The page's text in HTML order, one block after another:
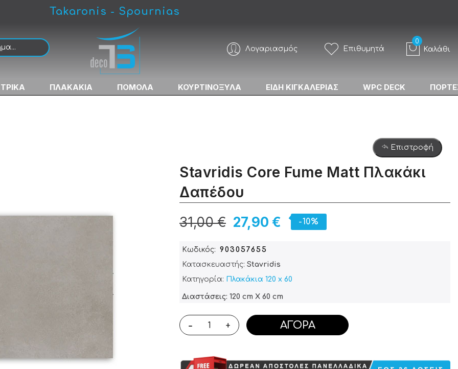
Takaronis - Spournias
Λογαριασμός Επιθυμητά Καλάθι
ΠΛΑΚΑΚΙΑ ΠΟΜΟΛΑ ΚΟΥΡΤΙΝΟΞΥΛΑ ΕΙΔΗ ΚΙΓΚΑΛΕΡΙΑΣ WPC DECK
Επιστροφή
Stavridis Core Fume Matt Πλακάκι
Δαπέδου
27,90 €
31,00 € -10%
Κωδικός
903057655
Κατασκευαστής: Stavridis
Κατηγορία: Πλακάκια 120 x 60
Διαστάσεις: 120 cm X 60 cm
- + ΑΓΟΡΆ